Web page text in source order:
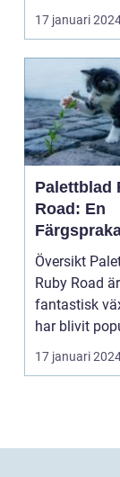
vilka typer
17 januari
Palettblad
Road: En
Skapelse
Trädgården
Översikt Palettblad
Ruby Road
fantastisk
har blivit
17 januari